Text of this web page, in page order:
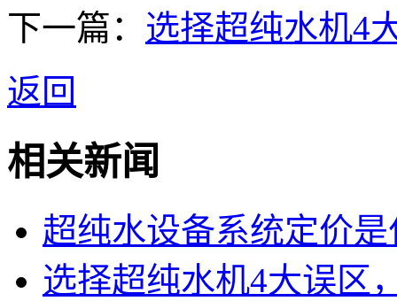
下一篇： 选择超纯水机4
返回
相关新闻
超纯水设备系统定价是
选择超纯水机4大误区